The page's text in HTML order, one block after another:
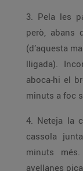
3. Pela les patates,
però, abans
(d’aquesta
lligada). Incorpora-les a la cassola, remena-ho i
aboca-hi el brou de peix.
minuts a foc
4. Neteja la cua de
cassola
minuts més. En l’últim moment afegeix-hi les
avellanes picades i el